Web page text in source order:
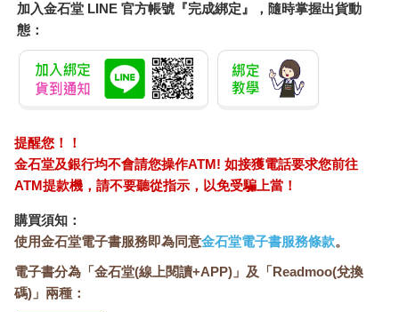
加入金石堂 LINE 官方帳號『完成綁定』，隨時掌握出貨動
態：
提醒您！！
金石堂及銀行均不會請您操作ATM! 如接獲電話要求您前往
ATM提款機，請不要聽從指示，以免受騙上當！
購買須知：
使用金石堂電子書服務即為同意金石堂電子書服務條款。
電子書分為「金石堂(線上閱讀+APP)」及「Readmoo(兌換
碼)」兩種：